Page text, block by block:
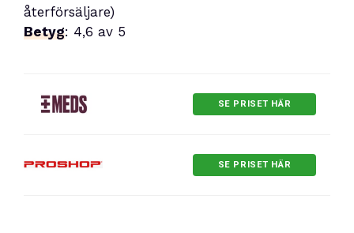
återförsäljare)
Betyg: 4,6 av 5
SE PRISET HÄR
SE PRISET HÄR